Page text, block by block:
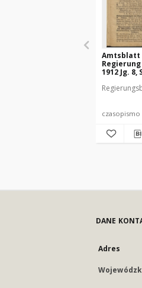
Amtsblatt
1912 Jg. 8,
czasopismo
DANE
Adres